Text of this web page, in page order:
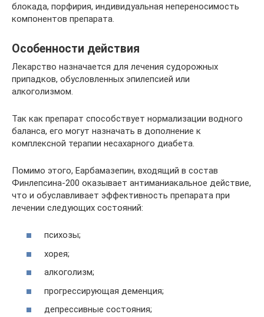
блокада, порфирия, индивидуальная непереносимость
компонентов препарата.
Особенности действия
Лекарство назначается для лечения судорожных
припадков, обусловленных эпилепсией или
алкоголизмом.
Так как препарат способствует нормализации водного
баланса, его могут назначать в дополнение к
комплексной терапии несахарного диабета.
Помимо этого, Еарбамазепин, входящий в состав
Финлепсина-200 оказывает антиманиакальное действие,
что и обуславливает эффективность препарата при
лечении следующих состояний:
психозы;
хорея;
алкоголизм;
прогрессирующая деменция;
депрессивные состояния;